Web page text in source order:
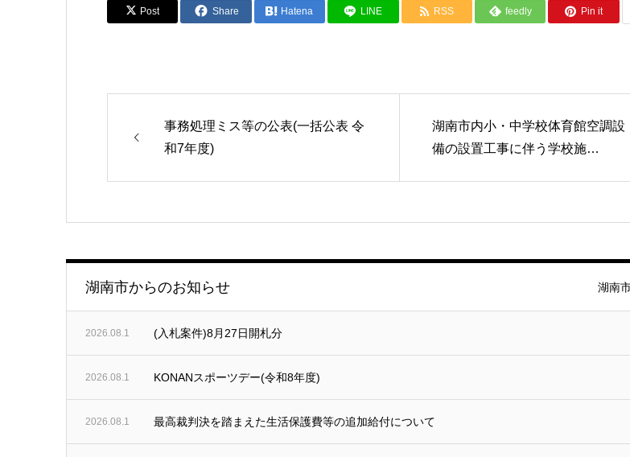
Post Share Hatena LINE RSS feedly Pin it
事務処理ミス等の公表(一括公表 令
和7年度)
湖南市内小・中学校体育館空調設
備の設置工事に伴う学校施…
湖南市からのお知らせ
2026.08.1 (入札案件)8月27日開札分
2026.08.1 KONANスポーツデー(令和8年度)
2026.08.1 最高裁判決を踏まえた生活保護費等の追加給付について
湖南